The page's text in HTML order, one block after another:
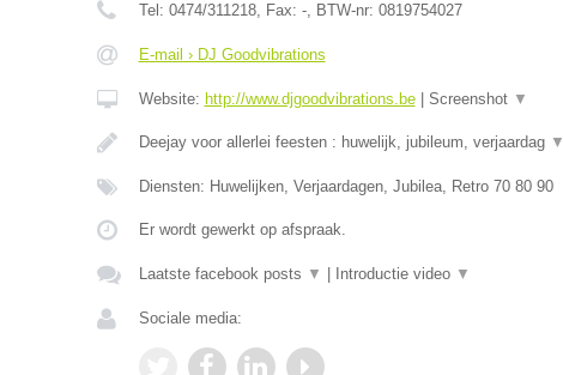
Tel: 0474/311218, Fax: -, BTW-nr: 0819754027
E-mail › DJ Goodvibrations
Website: http://www.djgoodvibrations.be| Screenshot ▼
Deejay voor allerlei feesten : huwelijk, jubileum, verjaardag ▼
Diensten: Huwelijken, Verjaardagen, Jubilea, Retro 70 80 90
Er wordt gewerkt op afspraak.
Laatste facebook posts ▼ Introductie video ▼
Sociale media: